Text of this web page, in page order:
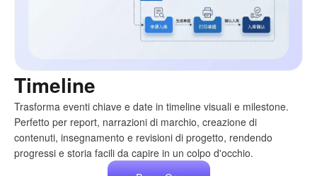
Timeline
Trasforma eventi chiave e date in timeline visuali e milestone.
Perfetto per report, narrazioni di marchio, creazione di
contenuti, insegnamento e revisioni di progetto, rendendo
progressi e storia facili da capire in un colpo d'occhio.